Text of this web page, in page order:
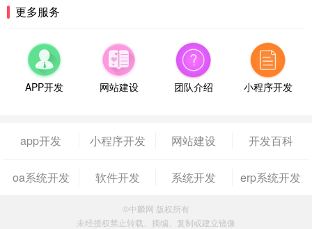
更多服务
APP开发 网站建设 团队介绍 小程序开发
app开发 小程序开发 网站建设 开发百科
oa系统开发 软件开发 系统开发 erp系统开发
©中麟网 版权所有
未经授权禁止转载、摘编、复制或建立镜像